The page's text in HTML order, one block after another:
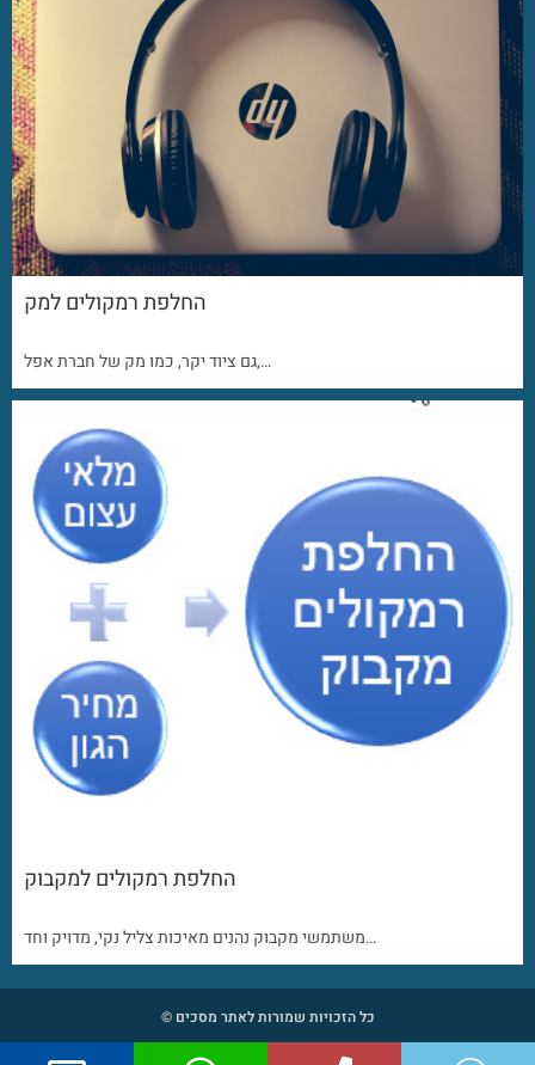
החלפת רמקולים למק
גם ציוד יקר, כמו מק של חברת אפל,…
החלפת רמקולים למקבוק
משתמשי מקבוק נהנים מאיכות צליל נקי, מדויק וחד…
כל הזכויות שמורות לאתר מסכים ©